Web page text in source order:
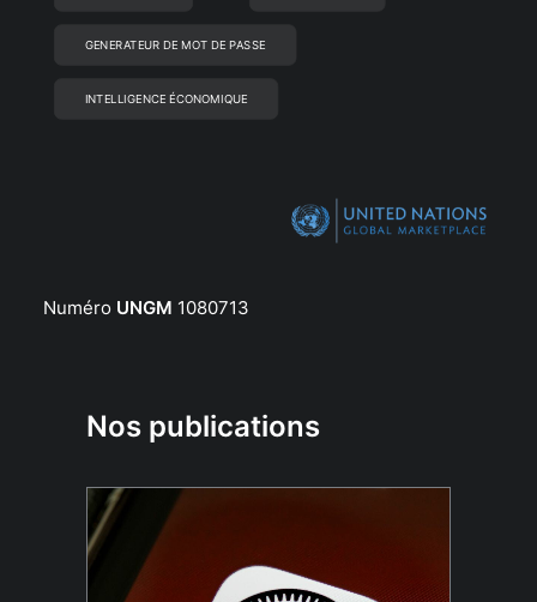
GENERATEUR DE MOT DE PASSE
INTELLIGENCE ÉCONOMIQUE
Numéro UNGM 1080713
Nos publications